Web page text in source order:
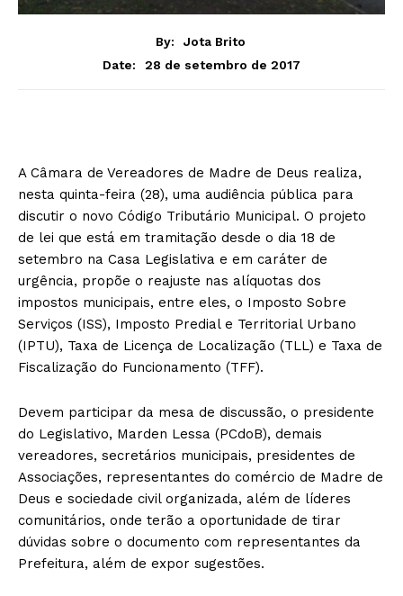
By:
Jota Brito
Date:
28 de setembro de 2017
A Câmara de Vereadores de Madre de Deus realiza,
nesta quinta-feira (28), uma audiência pública para
discutir o novo Código Tributário Municipal. O projeto
de lei que está em tramitação desde o dia 18 de
setembro na Casa Legislativa e em caráter de
urgência, propõe o reajuste nas alíquotas dos
impostos municipais, entre eles, o Imposto Sobre
Serviços (ISS), Imposto Predial e Territorial Urbano
(IPTU), Taxa de Licença de Localização (TLL) e Taxa de
Fiscalização do Funcionamento (TFF).
Devem participar da mesa de discussão, o presidente
do Legislativo, Marden Lessa (PCdoB), demais
vereadores, secretários municipais, presidentes de
Associações, representantes do comércio de Madre de
Deus e sociedade civil organizada, além de líderes
comunitários, onde terão a oportunidade de tirar
dúvidas sobre o documento com representantes da
Prefeitura, além de expor sugestões.